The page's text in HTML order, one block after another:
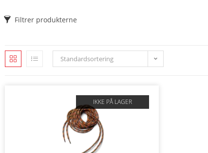
Filtrer produkterne
Standardsortering
IKKE PÅ LAGER